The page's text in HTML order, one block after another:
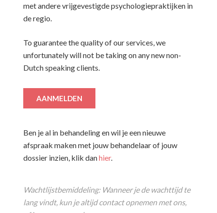
met andere vrijgevestigde psychologiepraktijken in
de regio.
To guarantee the quality of our services, we
unfortunately will not be taking on any new non-
Dutch speaking clients.
AANMELDEN
Ben je al in behandeling en wil je een nieuwe
afspraak maken met jouw behandelaar of jouw
dossier inzien, klik danhier.
Wachtlijstbemiddeling: Wanneer je de wachttijd te
lang vindt, kun je altijd contact opnemen met ons,